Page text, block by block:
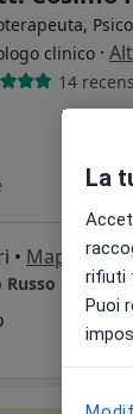
clinico ·
14
• Mappa
La
rifiuti
Puoi